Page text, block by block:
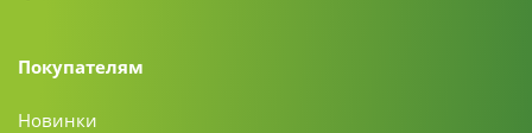
Покупателям
Новинки